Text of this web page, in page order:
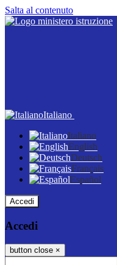
Salta al contenuto
Italiano
Italiano
English
Deutsch
Français
Español
Accedi
Accedi
button close ×